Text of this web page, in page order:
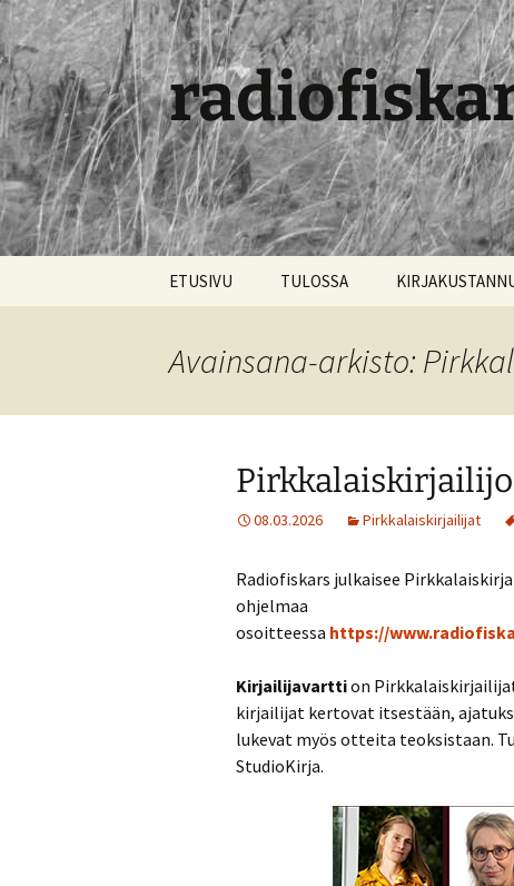
ETUSIVU TULOSSA
Avainsana-arkisto:
08.03.2026 Pirkkalaiskirjailijat
Radiofiskars julkaisee
ohjelmaa
osoitteessa https://
Kirjailijavarttion
kirjailijat kertovat itsestään,
lukevat myös otteita teoksistaan.
StudioKirja.